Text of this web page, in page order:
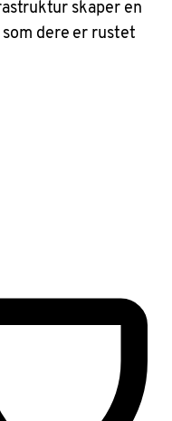
skaper en
dere er rustet